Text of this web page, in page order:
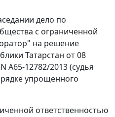
дело по
с ограниченной
на решение
Татарстан от 08
А65-12782/2013 (судья
упрощенного
ответственностью